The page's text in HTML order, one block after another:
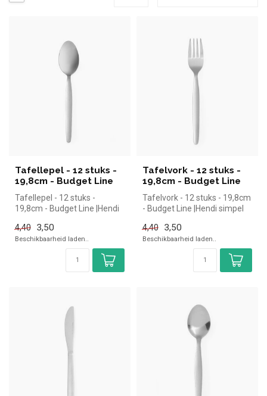
Tafellepel - 12 stuks -
19,8cm - Budget Line
Tafellepel - 12 stuks -
19,8cm - Budget Line |Hendi
in...
4,40 3,50
Beschikbaarheid laden..
Tafelvork - 12 stuks -
19,8cm - Budget Line
Tafelvork - 12 stuks - 19,8cm
- Budget Line |Hendi simpel
4,40
3,50
Beschikbaarheid laden..